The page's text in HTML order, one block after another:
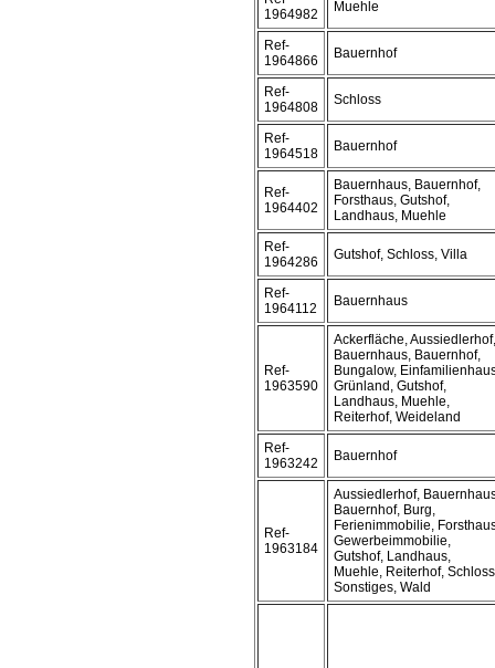
1964982
Muehle
Ref-
1964866
Bauernhof
Ref-
1964808
Schloss
Ref-
1964518
Bauernhof
Ref-
1964402
Bauernhaus, Bauernhof,
Forsthaus, Gutshof,
Landhaus, Muehle
Ref-
1964286
Gutshof, Schloss, Villa
Ref-
1964112
Bauernhaus
Ref-
1963590
Ackerfläche, Aussiedlerhof,
Bauernhaus, Bauernhof,
Bungalow,
Grünland, Gutshof,
Landhaus, Muehle,
Reiterhof, Weideland
Ref-
1963242
Bauernhof
Ref-
1963184
Aussiedlerhof,
Bauernhof, Burg,
Ferienimmobilie,
Gewerbeimmobilie,
Gutshof, Landhaus,
Muehle, Reiterhof,
Sonstiges, Wald